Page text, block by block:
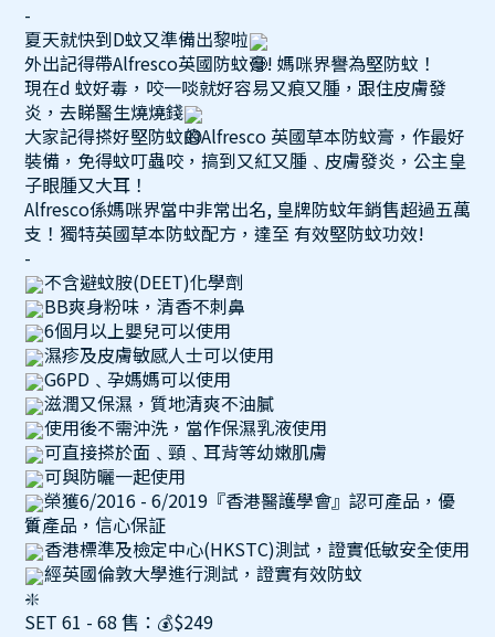
-
夏天就快到D蚊又準備出黎啦
外出記得帶Alfresco英國防蚊膏! 媽咪界譽為堅防蚊！
現在d 蚊好毒，咬一啖就好容易又痕又腫，跟住皮膚發
炎，去睇醫生燒燒錢
大家記得搽好堅防蚊的Alfresco 英國草本防蚊膏，作最好
裝備，免得蚊叮蟲咬，搞到又紅又腫﹑皮膚發炎，公主皇
子眼腫又大耳！
Alfresco係媽咪界當中非常出名, 皇牌防蚊年銷售超過五萬
支！獨特英國草本防蚊配方，達至 有效堅防蚊功效!
-
不含避蚊胺(DEET)化學劑
BB爽身粉味，清香不刺鼻
6個月以上嬰兒可以使用
濕疹及皮膚敏感人士可以使用
G6PD﹑孕媽媽可以使用
滋潤又保濕，質地清爽不油膩
使用後不需沖洗，當作保濕乳液使用
可直接搽於面﹑頸﹑耳背等幼嫩肌膚
可與防曬一起使用
榮獲6/2016 - 6/2019『香港醫護學會』認可產品，優
質產品，信心保証
香港標準及檢定中心(HKSTC)測試，證實低敏安全使用
經英國倫敦大學進行測試，證實有效防蚊
-
SET 61 - 68 售：💰$249